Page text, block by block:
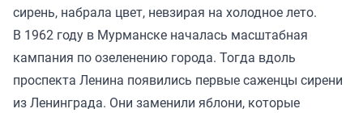
сирень, набрала цвет, невзирая на холодное лето.
В 1962 году в Мурманске началась масштабная
кампания по озеленению города. Тогда вдоль
проспекта Ленина появились первые саженцы сирени
из Ленинграда. Они заменили яблони, которые